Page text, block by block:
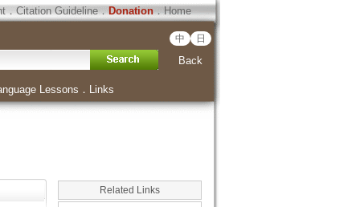
．Citation Guideline．Donation．Home
中 日
Back
Lessons ． Links
Related Links